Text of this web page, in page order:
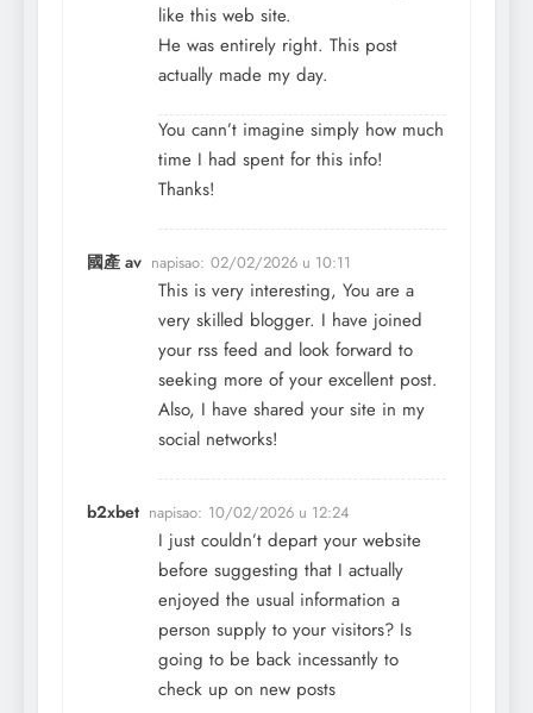
like this web site.
He was entirely right. This post
actually made my day.
You cann’t imagine simply how much
time I had spent for this info!
Thanks!
國產 av napisao: 02/02/2026 u 10:11
This is very interesting, You are a
very skilled blogger. I have joined
your rss feed and look forward to
seeking more of your excellent post.
Also, I have shared your site in my
social networks!
b2xbet napisao: 10/02/2026 u 12:24
I just couldn’t depart your website
before suggesting that I actually
enjoyed the usual information a
person supply to your visitors? Is
going to be back incessantly to
check up on new posts